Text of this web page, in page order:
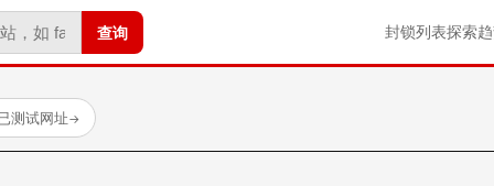
查询 封锁列表探索
测试网址→